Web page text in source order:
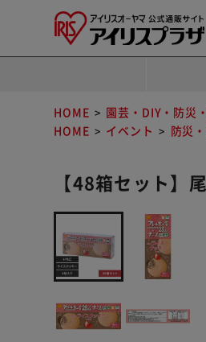
HOME 園芸・DIY・防災
HOME
イベント 防災
【48箱セット】